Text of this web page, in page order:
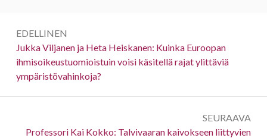
selaus
EDELLINEN
Edellinen:
Jukka Viljanen ja Heta Heiskanen: Kuinka Euroopan
ihmisoikeustuomioistuin voisi käsitellä rajat ylittäviä
ympäristövahinkoja?
SEURAAVA
Seuraava:
Professori Kai Kokko: Talvivaaran kaivokseen liittyvien